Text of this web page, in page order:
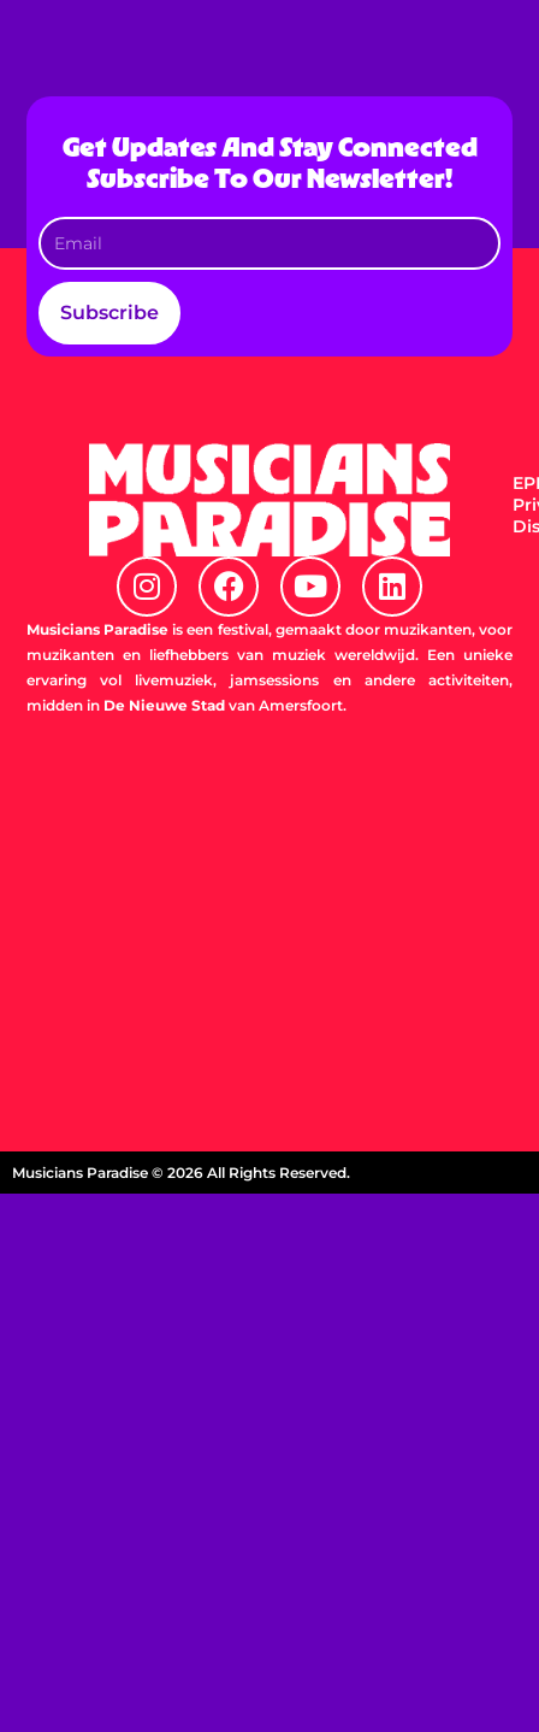
Get Updates And Stay Connected
Subscribe To Our Newsletter!
Subscribe
I
n
s
t
a
g
F
a
c
e
b
o
Y
o
u
t
u
b
L
i
n
k
e
Musicians Paradise is een festival, gemaakt door muzikanten, voor
muzikanten en liefhebbers van muziek wereldwijd. Een unieke
ervaring vol livemuziek, jamsessions en andere activiteiten,
midden in De Nieuwe Stadvan Amersfoort.
Musicians Paradise © 2026 All Rights Reserved.